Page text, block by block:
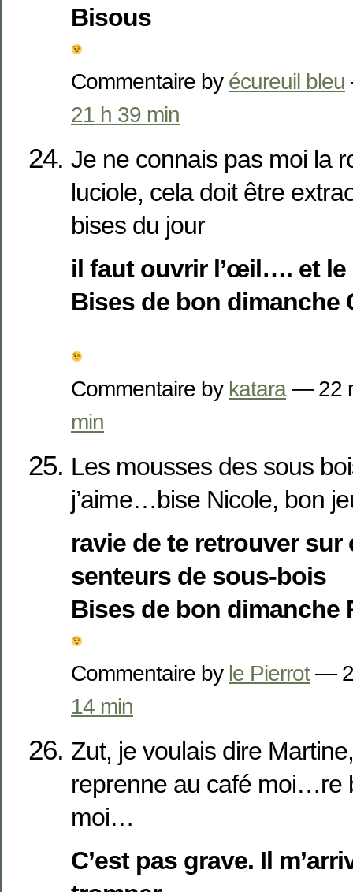
Bisous
Commentaire by écureuil bleu
21 h 39 min
Je ne connais pas moi la
luciole, cela doit être
bises du jour
il faut ouvrir l’œil…. et
Bises de bon dimanche
Commentaire by katara— 22
min
Les mousses des sous
j’aime…bise Nicole, bon
ravie de te retrouver sur
senteurs de sous-bois
Bises de bon dimanche
Commentaire by le Pierrot—
14 min
Zut, je voulais dire
reprenne au café moi…re
moi…
C’est pas grave. Il